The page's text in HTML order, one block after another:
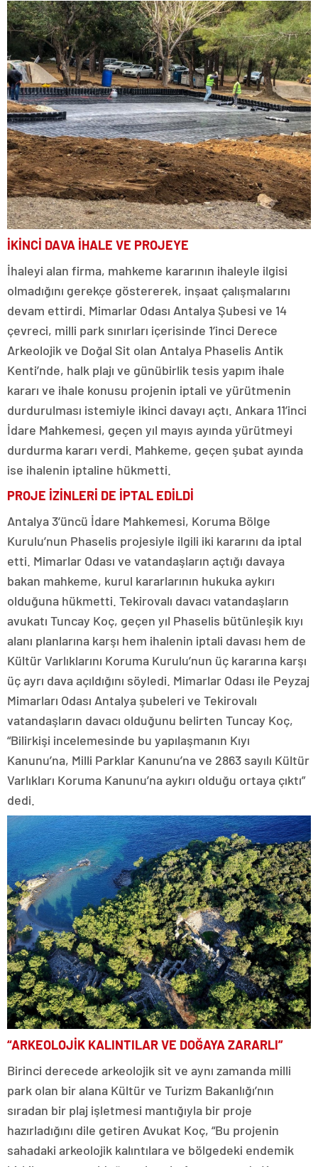
İKİNCİ DAVA İHALE VE PROJEYE
İhaleyi alan firma, mahkeme kararının ihaleyle ilgisi
olmadığını gerekçe göstererek, inşaat çalışmalarını
devam ettirdi. Mimarlar Odası Antalya Şubesi ve 14
çevreci, milli park sınırları içerisinde 1’inci Derece
Arkeolojik ve Doğal Sit olan Antalya Phaselis Antik
Kenti’nde, halk plajı ve günübirlik tesis yapım ihale
kararı ve ihale konusu projenin iptali ve yürütmenin
durdurulması istemiyle ikinci davayı açtı. Ankara 11’inci
İdare Mahkemesi, geçen yıl mayıs ayında yürütmeyi
durdurma kararı verdi. Mahkeme, geçen şubat ayında
ise ihalenin iptaline hükmetti.
PROJE İZİNLERİ DE İPTAL EDİLDİ
Antalya 3’üncü İdare Mahkemesi, Koruma Bölge
Kurulu’nun Phaselis projesiyle ilgili iki kararını da iptal
etti. Mimarlar Odası ve vatandaşların açtığı davaya
bakan mahkeme, kurul kararlarının hukuka aykırı
olduğuna hükmetti. Tekirovalı davacı vatandaşların
avukatı Tuncay Koç, geçen yıl Phaselis bütünleşik kıyı
alanı planlarına karşı hem ihalenin iptali davası hem de
Kültür Varlıklarını Koruma Kurulu’nun üç kararına karşı
üç ayrı dava açıldığını söyledi. Mimarlar Odası ile Peyzaj
Mimarları Odası Antalya şubeleri ve Tekirovalı
vatandaşların davacı olduğunu belirten Tuncay Koç,
“Bilirkişi incelemesinde bu yapılaşmanın Kıyı
Kanunu’na, Milli Parklar Kanunu’na ve 2863 sayılı Kültür
Varlıkları Koruma Kanunu’na aykırı olduğu ortaya çıktı”
dedi.
“ARKEOLOJİK KALINTILAR VE DOĞAYA ZARARLI”
Birinci derecede arkeolojik sit ve aynı zamanda milli
park olan bir alana Kültür ve Turizm Bakanlığı’nın
sıradan bir plaj işletmesi mantığıyla bir proje
hazırladığını dile getiren Avukat Koç, “Bu projenin
sahadaki arkeolojik kalıntılara ve bölgedeki endemik